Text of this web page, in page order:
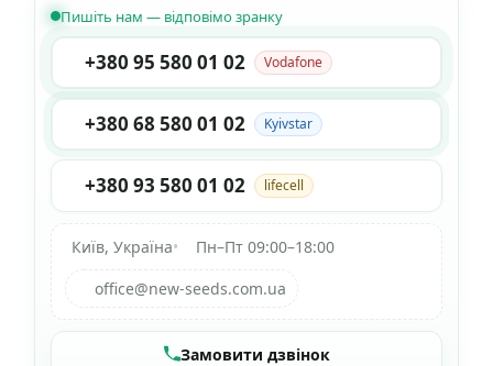
Пишіть нам — відповімо зранку
+380 95 580 01 02 Vodafone
+380 68 580 01 02 Kyivstar
+380 93 580 01 02 lifecell
Київ, Україна•
Пн–Пт 09:00–18:00
office@new-seeds.com.ua
Замовити дзвінок